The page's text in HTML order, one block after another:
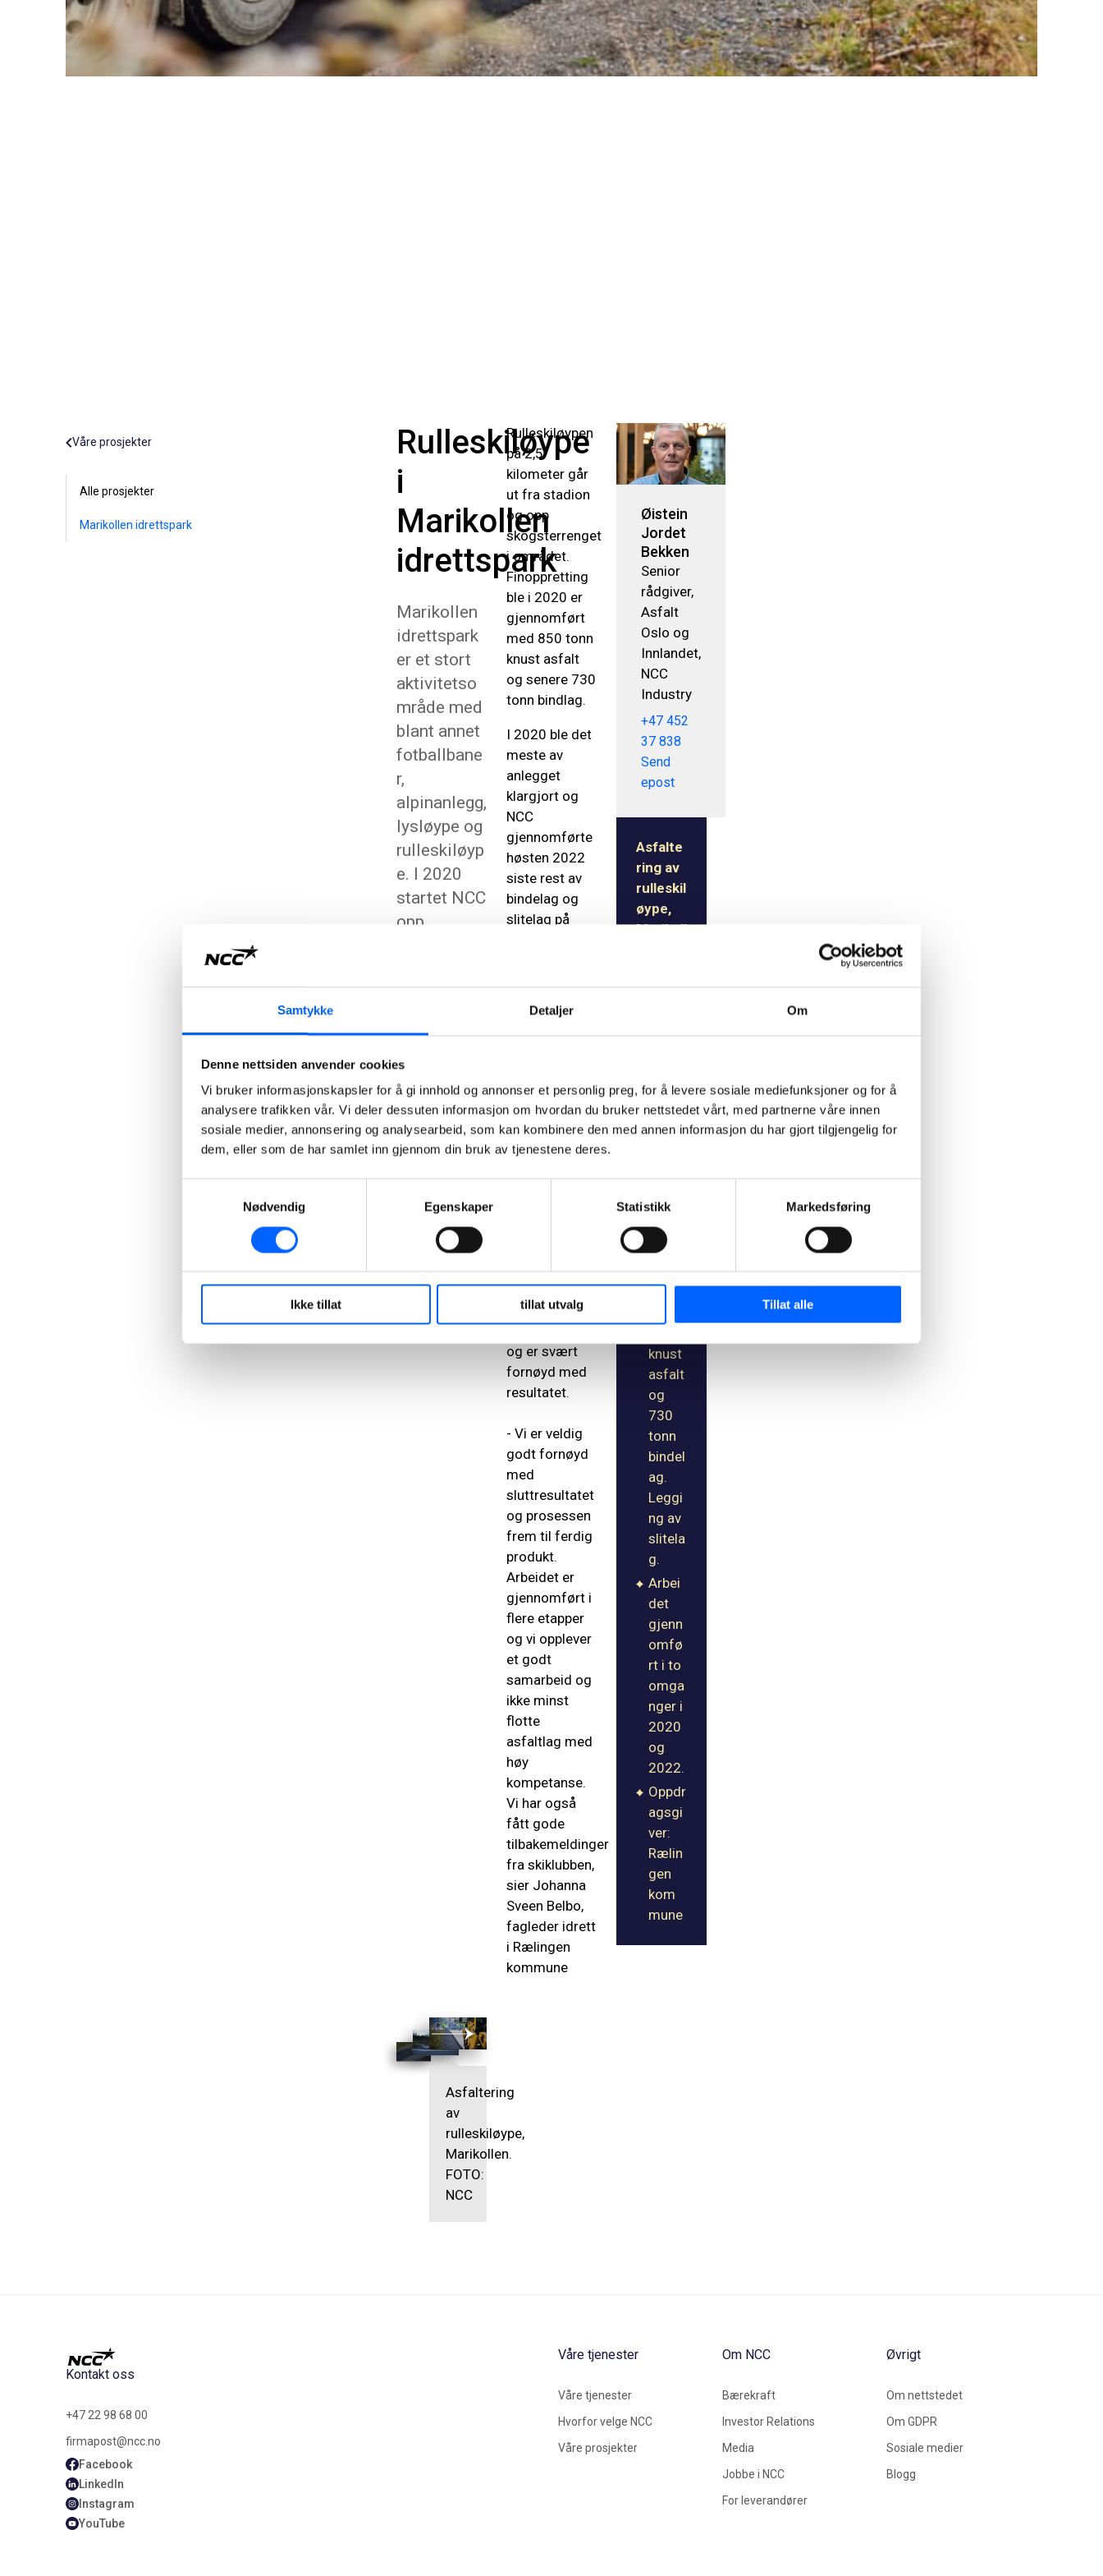
Samtykke Detaljer Om
Denne nettsiden anvender cookies
Vi bruker informasjonskapsler for å gi innhold og annonser et personlig preg, for å levere sosiale mediefunksjoner og for å
analysere trafikken vår. Vi deler dessuten informasjon om hvordan du bruker nettstedet vårt, med partnerne våre innen
sosiale medier, annonsering og analysearbeid, som kan kombinere den med annen informasjon du har gjort tilgjengelig for
dem, eller som de har samlet inn gjennom din bruk av tjenestene deres.
Nødvendig
Egenskaper Statistikk Markedsføring
Ikke tillat tillat utvalg Tillat alle
Våre prosjekter
Alle prosjekter
Marikollen idrettspark
Rulleskiløype
i
Marikollen
idrettspark
Marikollen
idrettspark
er et stort
aktivitetso
mråde med
blant annet
fotballbane
r,
alpinanlegg,
lysløype og
rulleskiløyp
e. I 2020
startet NCC
opp
forberede
rulleskiløyp
e. Slitelaget
ble
asfaltert
høsten
2022.
Rulleskiløypen
på 2,5
kilometer går
ut fra stadion
og opp
skogsterrenget
i området.
Finoppretting
ble i 2020 er
gjennomført
med 850 tonn
knust asfalt
og senere 730
tonn bindlag.
I 2020 ble det
meste av
anlegget
klargjort og
NCC
gjennomførte
høsten 2022
siste rest av
bindelag og
slitelag på
er det
avgjørende
perfekte
skjøter.
Arbeidet i
Skiklubben har
vært ute og
og er svært
fornøyd med
resultatet.
- Vi er veldig
godt fornøyd
med
sluttresultatet
og prosessen
frem til ferdig
produkt.
Arbeidet er
gjennomført i
flere etapper
og vi opplever
et godt
samarbeid og
ikke minst
flotte
asfaltlag med
høy
kompetanse.
Vi har også
fått gode
tilbakemeldinger
fra skiklubben,
sier Johanna
Sveen Belbo,
fagleder idrett
i Rælingen
kommune
Øistein
Jordet
Bekken
Senior
rådgiver,
Asfalt
Oslo og
Innlandet,
NCC
Industry
+47 452
37 838
Send
epost
Asfalte
ring av
rulleskil
øype,
Marikoll
anlegg
etting
ing av
2,5
kilomet
rulleskil
Finop
pretti
ng
med
knust
asfalt
og
730
tonn
bindel
ag.
Leggi
ng av
slitela
g.
Arbei
det
gjenn
omfø
rt i to
omga
nger i
2020
og
2022.
Oppdr
agsgi
ver:
Rælin
gen
kom
mune
Asfaltering
av
rulleskiløype,
Marikollen.
FOTO:
NCC
Kontakt oss
+47 22 98 68 00
firmapost@ncc.no
Facebook
LinkedIn
Instagram
YouTube
Våre tjenester
Våre tjenester
Hvorfor velge NCC
Våre prosjekter
Om NCC
Bærekraft
Investor Relations
Media
Jobbe i NCC
For leverandører
Øvrigt
Om nettstedet
Om GDPR
Sosiale medier
Blogg